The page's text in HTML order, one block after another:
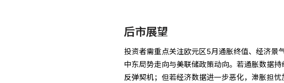
后市展望
投资者需重点关注欧元区5月通胀终值、经济景
中东局势走向与美联储政策动向。若通胀数据
反弹契机；但若经济数据进一步恶化，滞胀担忧